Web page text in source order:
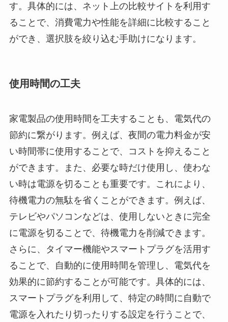
す。具体的には、ネット上の比較サイトを利用す
ることで、消費電力や性能を詳細に比較すること
ができ、選択肢を絞り込む手助けになります。
使用時間の工夫
家電製品の使用時間を工夫することも、電気代の
節約に繋がります。例えば、夜間の電力料金が安
い時間帯に使用することで、コストを抑えること
ができます。また、必要な時だけ使用し、使わな
い時は電源を切ることも重要です。これにより、
待機電力の無駄を省くことができます。例えば、
テレビやパソコンなどは、使用しないときに完全
に電源を切ることで、待機電力を削減できます。
さらに、タイマー機能やスマートプラグを活用す
ることで、自動的に使用時間を管理し、電気代を
効果的に節約することが可能です。具体的には、
スマートプラグを利用して、特定の時間に自動で
電源を入れたり切ったりする設定を行うことで、